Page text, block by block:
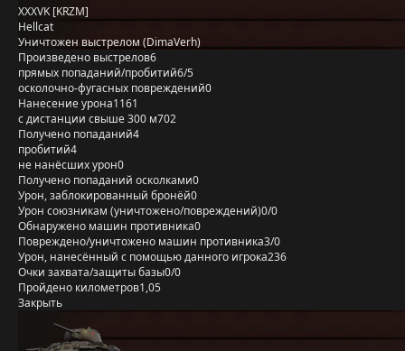
XXXVK [KRZM]
Hellcat
Уничтожен выстрелом (DimaVerh)
Произведено выстрелов6
прямых попаданий/пробитий6/5
осколочно-фугасных повреждений0
Нанесение урона1161
с дистанции свыше 300 м702
Получено попаданий4
пробитий4
не нанёсших урон0
Получено попаданий осколками0
Урон, заблокированный бронёй0
Урон союзникам (уничтожено/повреждений)0/0
Обнаружено машин противника0
Повреждено/уничтожено машин противника3/0
Урон, нанесённый с помощью данного игрока236
Очки захвата/защиты базы0/0
Пройдено километров1,05
Закрыть